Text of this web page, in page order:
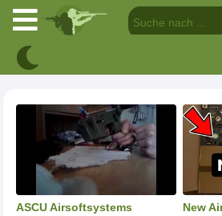
ASCU Airsoftsystems
New